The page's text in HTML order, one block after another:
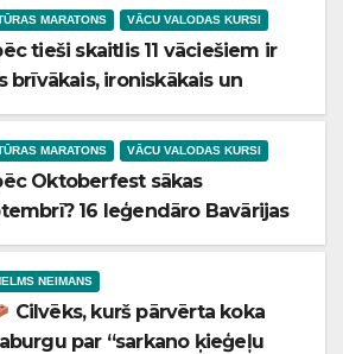
MARATONS VĀCU VALODAS KURSI
tieši skaitlis 11 vāciešiem ir
brīvākais, ironiskākais un
skaitlis kultūrā?
MARATONS VĀCU VALODAS KURSI
Oktoberfest sākas
16 leģendāro Bavārijas
noslēpumi
NEIMANS
Cilvēks, kurš pārvērta koka
par “sarkano ķieģeļu